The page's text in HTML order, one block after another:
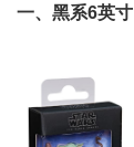
一、黑系6英寸